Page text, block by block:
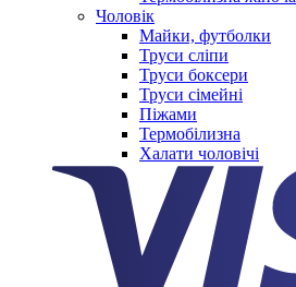
Чоловік
Майки, футболки
Труси сліпи
Труси боксери
Труси сімейні
Піжами
Термобілизна
Халати чоловічі